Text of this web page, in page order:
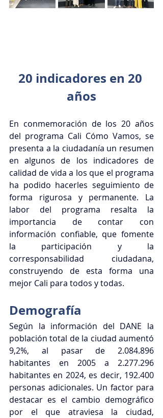
20 indicadores en 20
años
En conmemoración de los 20 años
del programa Cali Cómo Vamos, se
presenta a la ciudadanía un resumen
en algunos de los indicadores de
calidad de vida a los que el programa
ha podido hacerles seguimiento de
forma rigurosa y permanente. La
labor del programa resalta la
importancia de contar con
información confiable, que fomente
la participación y la
corresponsabilidad ciudadana,
construyendo de esta forma una
mejor Cali para todos y todas.
Demografía
Según la información del DANE la
población total de la ciudad aumentó
9,2%, al pasar de 2.084.896
habitantes en 2005 a 2.277.296
habitantes en 2024, es decir, 192.400
personas adicionales. Un factor para
destacar es el cambio demográfico